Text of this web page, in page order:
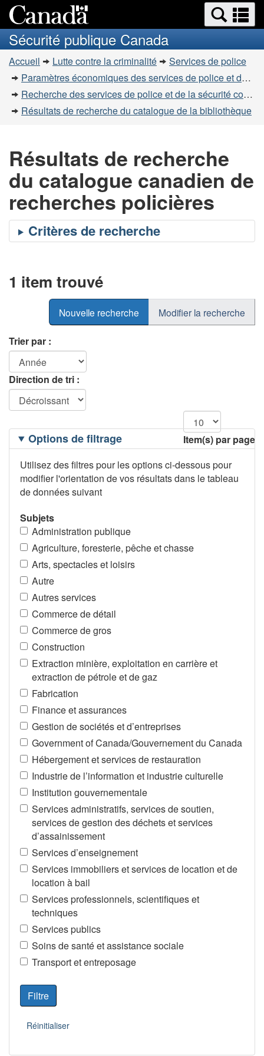
au
contenu
principal
à
la
version
HTML
simplifiée
Recherche
et
menus
et
Sécurité publique Canada
Vous
êtes
ici
Accueil Lutte contre la criminalité
Services de police
Paramètres économiques des services de police et de la sécurité communautaire
Recherche des services de police et de la sécurité communautaire
Résultats de recherche du catalogue de la bibliothèque
Résultats de recherche
du catalogue canadien de
recherches policières
1 item trouvé
Nouvelle recherche Modifier la recherche
Trier par :
Direction de tri :
Item(s) par page
Filtrage
desOptions de filtrage
Utilisez des filtres pour les options ci-dessous pour
modifier l'orientation de vos résultats dans le tableau
de données suivant
Subjets
Administration publique
Agriculture, foresterie, pêche et chasse
Arts, spectacles et loisirs
Autre
Autres services
Commerce de détail
Commerce de gros
Construction
Extraction minière, exploitation en carrière et
extraction de pétrole et de gaz
Fabrication
Finance et assurances
Gestion de sociétés et d’entreprises
Government of Canada/Gouvernement du Canada
Hébergement et services de restauration
Industrie de l’information et industrie culturelle
Institution gouvernementale
Services administratifs, services de soutien,
services de gestion des déchets et services
d’assainissement
Services d’enseignement
Services immobiliers et services de location et de
location à bail
Services professionnels, scientifiques et
techniques
Services publics
Soins de santé et assistance sociale
Transport et entreposage